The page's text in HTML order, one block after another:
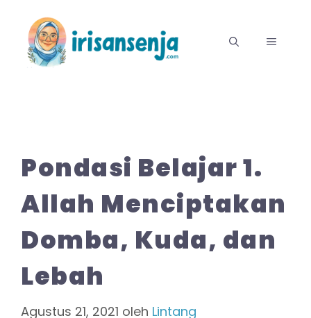
MENU
Pondasi Belajar 1.
Allah Menciptakan
Domba, Kuda, dan
Lebah
Agustus 21, 2021 oleh Lintang